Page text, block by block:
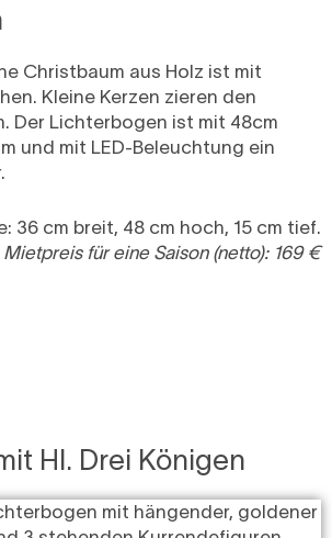
Christbaum aus Holz ist mit
Kleine Kerzen zieren den
Der Lichterbogen ist mit 48cm
und mit LED-Beleuchtung ein
36 cm breit, 48 cm hoch, 15 cm tief.
Mietpreis für eine Saison (netto): 169 €
Hl. Drei Königen